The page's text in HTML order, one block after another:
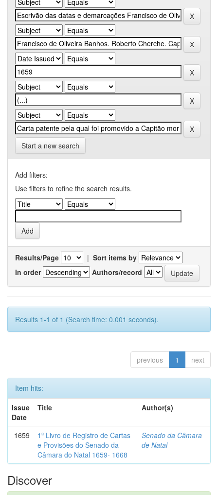
Start a new search
Add filters:
Use filters to refine the search results.
Results/Page | Sort items by
In order
Authors/record
Results 1-1 of 1 (Search time: 0.001 seconds).
previous 1 next
Item hits:
Issue
Date
Title Author(s)
1659
1º Livro de Registro de Cartas
e Provisões do Senado da
Câmara do Natal 1659- 1668
Senado da Câmara
de Natal
Discover